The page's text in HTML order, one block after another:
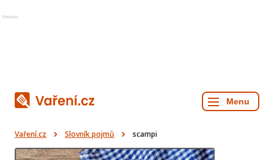
Reklama
Vaření.cz Slovník pojmů scampi